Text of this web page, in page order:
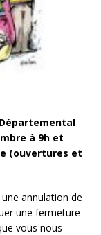
à 9h et
(ouvertures et
annulation de
une fermeture
vous nous